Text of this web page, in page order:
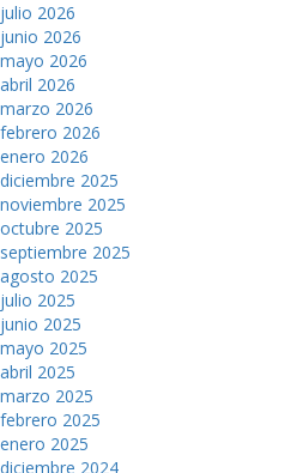
julio 2026
junio 2026
mayo 2026
abril 2026
marzo 2026
febrero 2026
enero 2026
diciembre 2025
noviembre 2025
octubre 2025
septiembre 2025
agosto 2025
julio 2025
junio 2025
mayo 2025
abril 2025
marzo 2025
febrero 2025
enero 2025
diciembre 2024